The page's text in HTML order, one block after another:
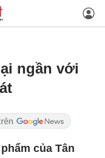
ngần với
của Tân